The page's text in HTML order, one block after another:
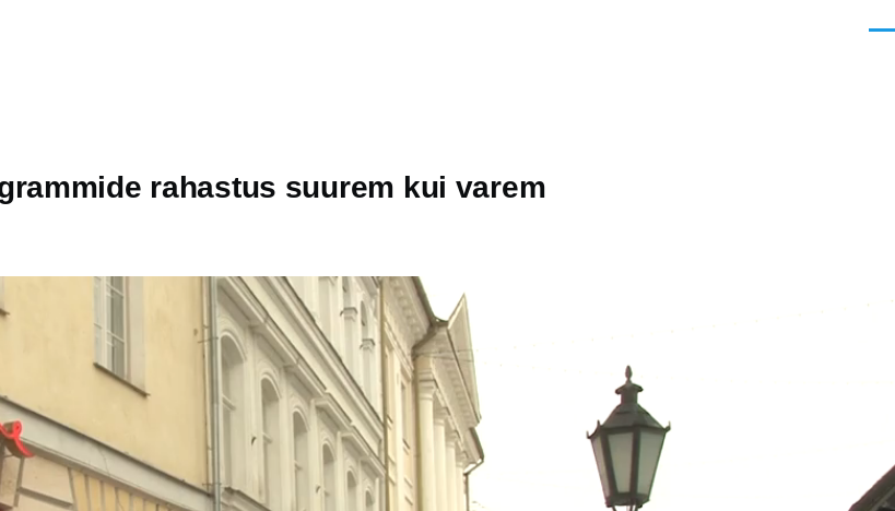
rahastus suurem kui varem